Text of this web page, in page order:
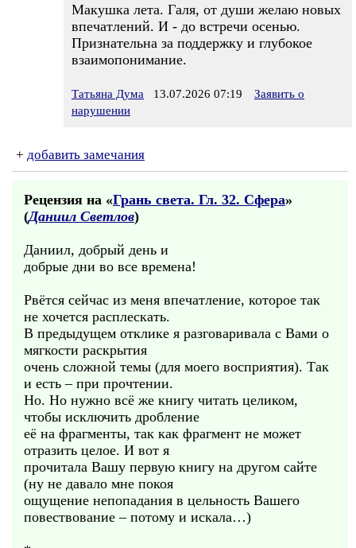
Макушка лета. Галя, от души желаю новых
впечатлений. И - до встречи осенью.
Признательна за поддержку и глубокое
взаимопонимание.
Татьяна Дума 13.07.2026 07:19
Заявить о
нарушении
+ добавить замечания
Рецензия на «Грань света. Гл. 32. Сфера»
(Даниил Светлов)
Даниил, добрый день и
добрые дни во все времена!
Рвётся сейчас из меня впечатление, которое так
не хочется расплескать.
В предыдущем отклике я разговаривала с Вами о
мягкости раскрытия
очень сложной темы (для моего восприятия). Так
и есть – при прочтении.
Но. Но нужно всё же книгу читать целиком,
чтобы исключить дробление
её на фрагменты, так как фрагмент не может
отразить целое. И вот я
прочитала Вашу первую книгу на другом сайте
(ну не давало мне покоя
ощущение непопадания в цельность Вашего
повествование – потому и искала…)